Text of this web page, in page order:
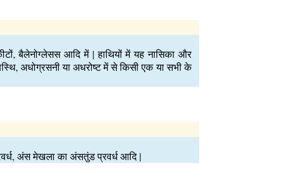
बैलेनोग्लेसस आदि में | हाथियों में यह नासिका और
अधोग्रसनी या अधरोष्ट में से किसी एक या सभी के
अंस मेखला का अंसतुंड प्रवर्ध आदि |